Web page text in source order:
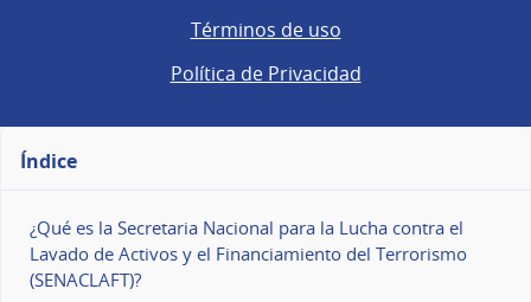
Términos de uso
Política de Privacidad
Índice
¿Qué es la Secretaria Nacional para la Lucha contra el
Lavado de Activos y el Financiamiento del Terrorismo
(SENACLAFT)?